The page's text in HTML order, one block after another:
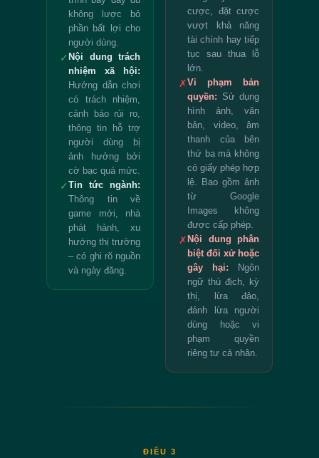
không lược bỏ
phần bất lợi cho
người dùng.
✓ Nội dung trách
nhiệm xã hội:
Hướng dẫn chơi
có trách nhiệm,
cảnh báo rủi ro,
thông tin hỗ trợ
người dùng bị
ảnh hưởng bởi
cờ bạc quá mức.
✓ Tin tức ngành:
Thông tin về
game mới, nhà
phát hành, xu
hướng thị trường
– có ghi rõ nguồn
và ngày đăng.
cược, đặt cược
vượt khả năng
tài chính hay tiếp
tục sau thua lỗ
lớn.
✗Vi phạm bản
quyền: Sử dụng
hình ảnh, văn
bản, video, âm
thanh của bên
thứ ba mà không
có giấy phép hợp
lệ. Bao gồm ảnh
từ Google
Images không
được cấp phép.
✗ Nội dung phân
biệt đối xử hoặc
gây hại: Ngôn
ngữ thù địch, kỳ
thị, lừa đảo,
đánh lừa người
dùng hoặc vi
phạm quyền
riêng tư cá nhân.
ĐIỀU 3